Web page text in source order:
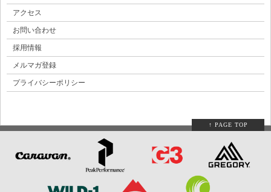
アクセス
お問い合わせ
採用情報
メルマガ登録
プライバシーポリシー
↑ PAGE TOP